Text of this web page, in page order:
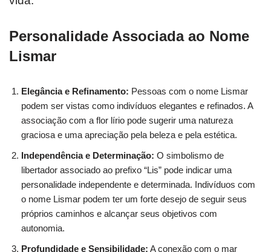
Personalidade Associada ao Nome
Lismar
Elegância e Refinamento: Pessoas com o nome Lismar
podem ser vistas como indivíduos elegantes e refinados. A
associação com a flor lírio pode sugerir uma natureza
graciosa e uma apreciação pela beleza e pela estética.
Independência e Determinação: O simbolismo de
libertador associado ao prefixo “Lis” pode indicar uma
personalidade independente e determinada. Indivíduos com
o nome Lismar podem ter um forte desejo de seguir seus
próprios caminhos e alcançar seus objetivos com
autonomia.
Profundidade e Sensibilidade: A conexão com o mar